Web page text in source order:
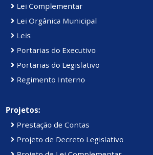
Lei Complementar
Lei Orgânica Municipal
Leis
Portarias do Executivo
Portarias do Legislativo
Regimento Interno
Projetos:
Prestação de Contas
Projeto de Decreto Legislativo